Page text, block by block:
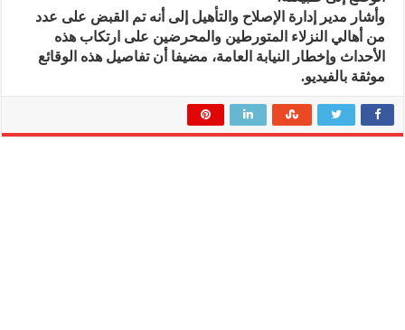
وأشار مدير إدارة الإصلاح والتأهيل إلى أنه تم القبض على عدد
من أهالي النزلاء المتورطين والمحرضين على ارتكاب هذه
الأحداث وإخطار النيابة العامة، مضيفا أن تفاصيل هذه الوقائع
موثقة بالفيديو.